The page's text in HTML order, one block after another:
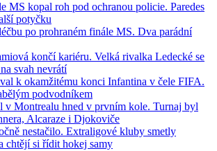
MS kopal roh pod ochranou policie. Paredes
potyčku
po prohraném finále MS. Dva parádní
končí kariéru. Velká rivalka Ledecké se
svah nevrátí
k okamžitému konci Infantina v čele FIFA.
podvodníkem
v Montrealu hned v prvním kole. Turnaj byl
Alcaraze i Djokoviče
nestačilo. Extraligové kluby smetly
chtějí si řídit hokej samy